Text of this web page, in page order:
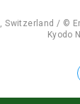
Switzerland / ©
Kyodo